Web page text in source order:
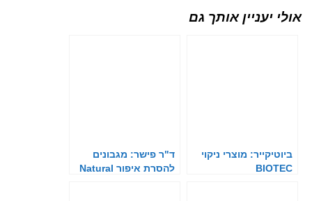
אולי יעניין אותך גם
ביוטיקייר: מוצרי ניקוי
BIOTEC
ד"ר פישר: מגבונים
להסרת איפור Natural